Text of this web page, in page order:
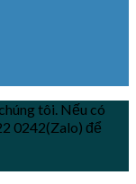
tôi. Nếu có
0242(Zalo) để